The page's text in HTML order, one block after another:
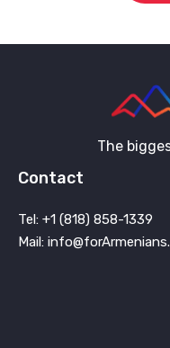
The
Contact
Tel: +1 (818) 858-1339
Mail: